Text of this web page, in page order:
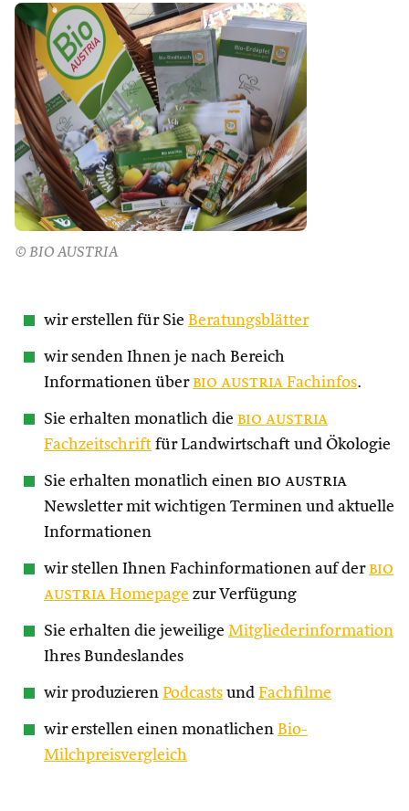
© BIO AUSTRIA
wir erstellen für Sie Beratungsblätter
wir senden Ihnen je nach Bereich
Informationen über bio austria Fachinfos.
Sie erhalten monatlich die bio austria
Fachzeitschrift für Landwirtschaft und Ökologie
Sie erhalten monatlich einen bio austria
Newsletter mit wichtigen Terminen und aktuelle
Informationen
wir stellen Ihnen Fachinformationen auf der bio
austria Homepage zur Verfügung
Sie erhalten die jeweilige Mitgliederinformation
Ihres Bundeslandes
wir produzieren Podcasts und Fachfilme
wir erstellen einen monatlichen Bio-
Milchpreisvergleich